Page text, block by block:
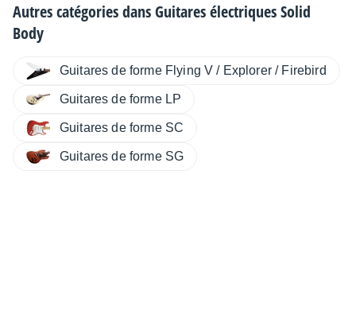
Autres catégories dansGuitares électriques Solid
Body
Guitares de forme Flying V / Explorer / Firebird
Guitares de forme LP
Guitares de forme SC
Guitares de forme SG